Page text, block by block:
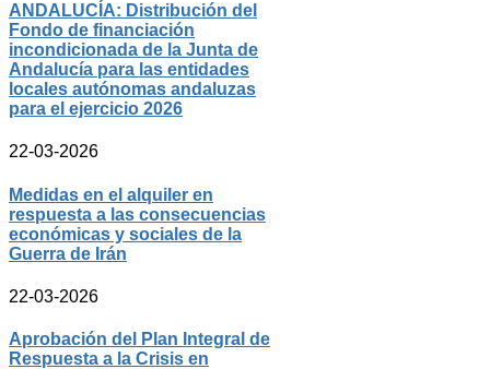
ANDALUCÍA: Distribución del
Fondo de financiación
incondicionada de la Junta de
Andalucía para las entidades
locales autónomas andaluzas
para el ejercicio 2026
22-03-2026
Medidas en el alquiler en
respuesta a las consecuencias
económicas y sociales de la
Guerra de Irán
22-03-2026
Aprobación del Plan Integral de
Respuesta a la Crisis en